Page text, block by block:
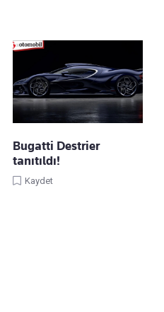
Bugatti Destrier
tanıtıldı!
Kaydet